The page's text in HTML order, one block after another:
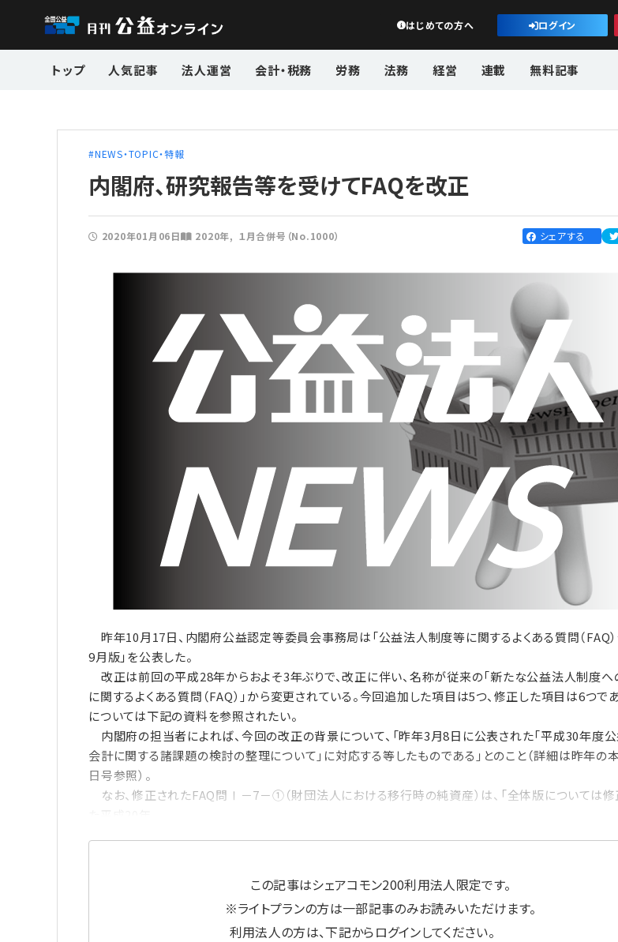
公益・一般法人オ
はじめての方へ ログイン
トップ 人気記事 法人運営 会計・税務 労務 法務 経営 連載 無料記事
NEWS・TOPIC・特報
内閣府、研究報告等を受けてFAQを改正
2020年01月06日 2020年 １月合併号（No.1000） シェアする
昨年10月17日、内閣府公益認定等委員会事務局は「公益法人制度等に関するよくある質問（FAQ
9月版」を公表した。
改正は前回の平成28年からおよそ3年ぶりで、改正に伴い、名称が従来の「新たな公益法人制度
に関するよくある質問（FAQ）」から変更されている。今回追加した項目は5つ、修正した項目は6つで
については下記の資料を参照されたい。
内閣府の担当者によれば、今回の改正の背景について、「昨年3月8日に公表された「平成30年度
会計に関する諸課題の検討の整理について」に対応する等したものである」とのこと（詳細は昨年の
日号参照）。
なお、修正されたFAQ問Ⅰ－7－①（財団法人における移行時の純資産）は、「全体版については修
この記事はシェアコモン200利用法人限定です。
※ライトプランの方は一部記事のみお読みいただけます。
利用法人の方は、下記からログインしてください。